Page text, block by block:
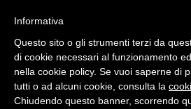
Informativa
Questo sito o gli strumenti terzi da
di cookie necessari al funzionamento
nella cookie policy. Se vuoi saperne di
tutti o ad alcuni cookie, consulta la
Chiudendo questo banner, scorrendo